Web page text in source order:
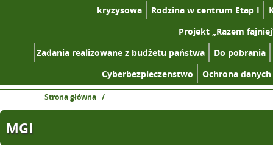
kryzysowa
Rodzina w centrum Etap I
Projekt „Razem
Zadania realizowane z budżetu państwa
Do pobrania
Cyberbezpieczenstwo
Ochrona
Strona główna /
MGI